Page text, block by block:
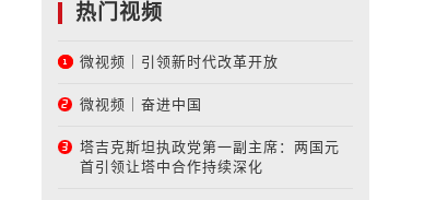
热门视频
微视频｜引领新时代改革开放
微视频｜奋进中国
塔吉克斯坦执政党第一副主席：两国元
首引领让塔中合作持续深化